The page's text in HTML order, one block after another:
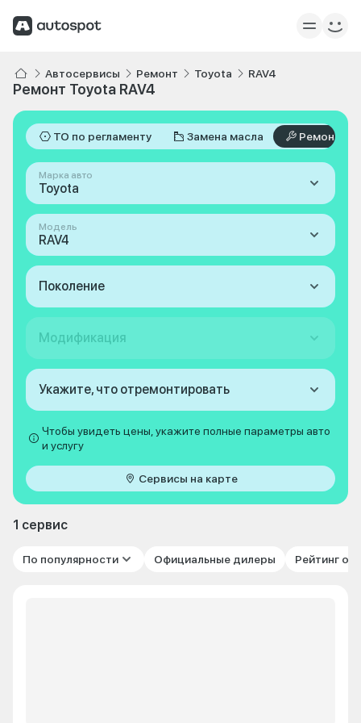
Автосервисы Ремонт Toyota RAV4
Ремонт Toyota RAV4
ТО по регламенту Замена масла Ремонт
Марка авто
Toyota
Модель
RAV4
Поколение
Модификация
Укажите, что отремонтировать
Чтобы увидеть цены, укажите полные параметры авто
и услугу
Сервисы на карте
1 сервис
По популярности Официальные дилеры Рейтинг